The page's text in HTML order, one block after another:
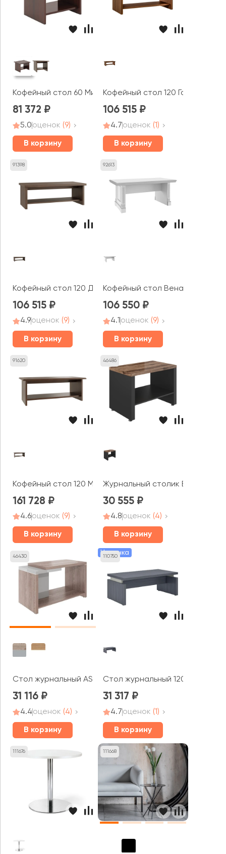
Кофейный стол 60 Министри / Ministry
81 372
5.0оценок (9)
В корзину
Кофейный стол 120 Гарвард /
106 515
4.7оценок (1)
В корзину
91398
Кофейный стол 120 Давос / Davos
106 515
4.9оценок (9)
В корзину
92613
Кофейный стол Вена / Vienna
106 550
4.1оценок (9)
В корзину
91620
Кофейный стол 120 Министри / Ministry
161 728
4.6оценок (9)
В корзину
46486
Журнальный столик Вр-1.7
30 555
4.8оценок (4)
В корзину
46430
Стол журнальный AS-1.13 Asti
31 116
4.4оценок (4)
В корзину
110750
Новинка
Стол журнальный
31 317
4.7оценок (1)
В корзину
111676 111668